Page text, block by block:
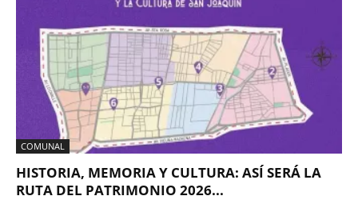
COMUNAL
HISTORIA, MEMORIA Y CULTURA: ASÍ SERÁ LA
RUTA DEL PATRIMONIO 2026...